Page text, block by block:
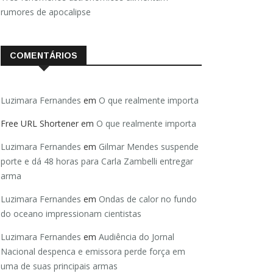
rumores de apocalipse
COMENTÁRIOS
Luzimara Fernandes em O que realmente importa
Free URL Shortener em O que realmente importa
Luzimara Fernandes em Gilmar Mendes suspende
porte e dá 48 horas para Carla Zambelli entregar
arma
Luzimara Fernandes em Ondas de calor no fundo
do oceano impressionam cientistas
Luzimara Fernandes em Audiência do Jornal
Nacional despenca e emissora perde força em
uma de suas principais armas